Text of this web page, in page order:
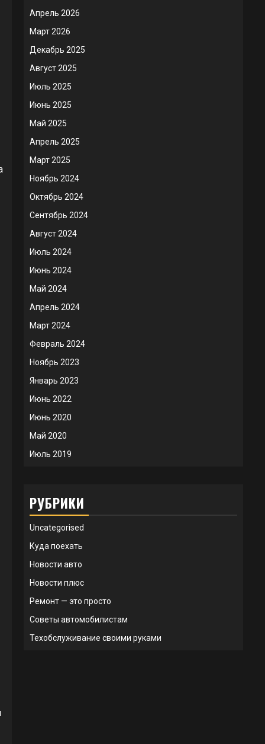
Апрель 2026
Март 2026
Декабрь 2025
Август 2025
Июль 2025
Июнь 2025
Май 2025
Апрель 2025
Март 2025
Ноябрь 2024
Октябрь 2024
Сентябрь 2024
Август 2024
Июль 2024
Июнь 2024
Май 2024
Апрель 2024
Март 2024
Февраль 2024
Ноябрь 2023
Январь 2023
Июнь 2022
Июнь 2020
Май 2020
Июль 2019
РУБРИКИ
Uncategorised
Куда поехать
Новости авто
Новости плюс
Ремонт — это просто
Советы автомобилистам
Техобслуживание своими руками